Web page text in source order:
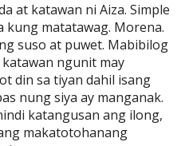
at katawan ni Aiza. Simple
matatawag. Morena.
suso at puwet. Mabibilog
ngunit may
din sa tiyan dahil isang
nung siya ay manganak.
katangusan ang ilong,
makatotohanang